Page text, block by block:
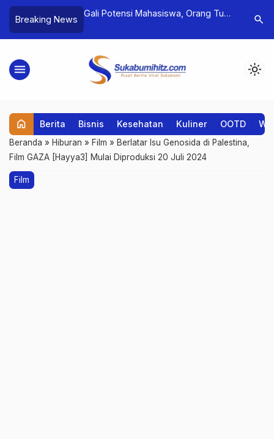
Breaking News
Gali Potensi Mahasiswa, Orang Tua
Lagusearch
menu light_mode
home Berita Bisnis Kesehatan Kuliner OOTD
Beranda » Hiburan » Film » Berlatar Isu Genosida di Palestina,
Film GAZA [Hayya3] Mulai Diproduksi 20 Juli 2024
Film